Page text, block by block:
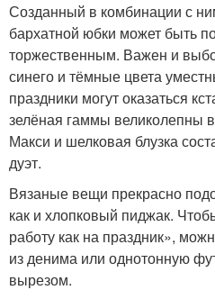
Созданный в комбинации с
бархатной юбки может быть
торжественным. Важен и
синего и тёмные цвета
праздники могут оказаться
зелёная гаммы великолепны
Макси и шелковая блузка
дуэт.
Вязаные вещи прекрасно
как и хлопковый пиджак.
работу как на праздник»,
из денима или однотонную
вырезом.